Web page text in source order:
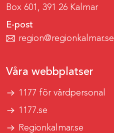
Box 601, 391 26 Kalmar
E-post
region@regionkalmar.se
Våra webbplatser
1177 för vårdpersonal
1177.se
Regionkalmar.se